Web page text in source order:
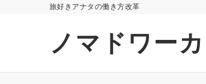
旅好きアナタの働き方改革
ノマドワー